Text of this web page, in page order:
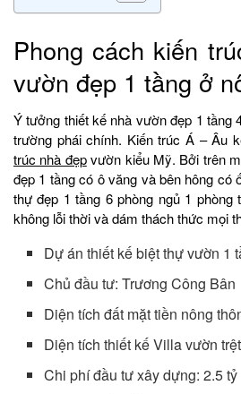
Phong cách kiến
vườn đẹp 1 tầng ở
Ý tưởng thiết kế nhà vườn đẹp 1 tầng
trường phái chính. Kiến trúc Á – Âu
trúc nhà đẹpvườn kiểu Mỹ. Bởi trên
đẹp 1 tầng có ô văng và bên hông có
thự đẹp 1 tầng 6 phòng ngủ 1
không lỗi thời và dám thách thức mọi
Dự án thiết kế biệt thự vườn 1
Chủ đầu tư: Trương Công Bân
Diện tích đất mặt tiền nông
Diện tích thiết kế Villa vườn
Chi phí đầu tư xây dựng: 2.5 tỷ